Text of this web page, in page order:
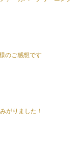
のご感想です
がりました！